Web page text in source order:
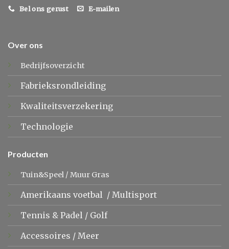
Bel ons gerust E-mailen
Over ons
Bedrijfsoverzicht
Fabrieksrondleiding
Kwaliteitsverzekering
Technologie
Producten
Tuin&Speel/ Muur Gras
Amerikaans voetbal / Multisport
Tennis & Padel / Golf
Accessoires / Meer